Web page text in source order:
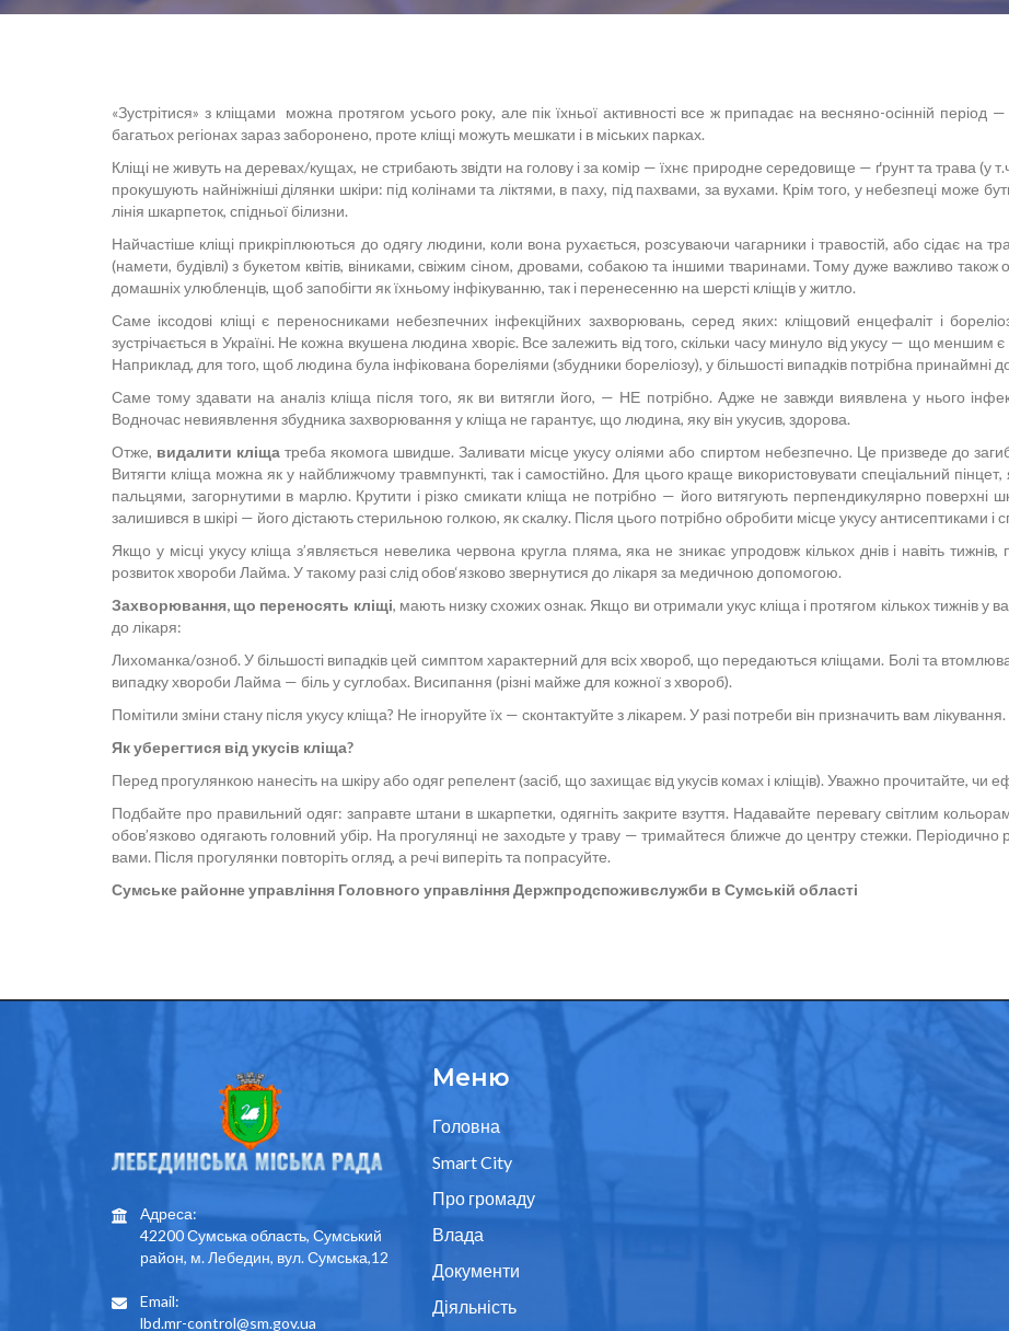
«Зустрітися» з кліщами можна протягом усього року, але пік їхньої активності все ж припадає на весняно-осінній період —
багатьох регіонах зараз заборонено, проте кліщі можуть мешкати і в міських парках.
Кліщі не живуть на деревах/кущах, не стрибають звідти на голову і за комір — їхнє природне середовище — ґрунт та трава (у
прокушують найніжніші ділянки шкіри: під колінами та ліктями, в паху, під пахвами, за вухами. Крім того, у небезпеці може
лінія шкарпеток, спідньої білизни.
Найчастіше кліщі прикріплюються до одягу людини, коли вона рухається, розсуваючи чагарники і травостій, або сідає на
(намети, будівлі) з букетом квітів, віниками, свіжим сіном, дровами, собакою та іншими тваринами. Тому дуже важливо також
домашніх улюбленців, щоб запобігти як їхньому інфікуванню, так і перенесенню на шерсті кліщів у житло.
Саме іксодові кліщі є переносниками небезпечних інфекційних захворювань, серед яких: кліщовий енцефаліт і
зустрічається в Україні. Не кожна вкушена людина хворіє. Все залежить від того, скільки часу минуло від укусу — що меншим
Наприклад, для того, щоб людина була інфікована бореліями (збудники бореліозу), у більшості випадків потрібна принаймні
Саме тому здавати на аналіз кліща після того, як ви витягли його, — НЕ потрібно. Адже не завжди виявлена у нього
Водночас невиявлення збудника захворювання у кліща не гарантує, що людина, яку він укусив, здорова.
Отже, видалити кліща треба якомога швидше. Заливати місце укусу оліями або спиртом небезпечно. Це призведе до
Витягти кліща можна як у найближчому травмпункті, так і самостійно. Для цього краще використовувати спеціальний
пальцями, загорнутими в марлю. Крутити і різко смикати кліща не потрібно — його витягують перпендикулярно поверхні
залишився в шкірі — його дістають стерильною голкою, як скалку. Після цього потрібно обробити місце укусу антисептиками і
Якщо у місці укусу кліща з’являється невелика червона кругла пляма, яка не зникає упродовж кількох днів і навіть
розвиток хвороби Лайма. У такому разі слід обов‘язково звернутися до лікаря за медичною допомогою.
Захворювання, що переносять кліщі, мають низку схожих ознак. Якщо ви отримали укус кліща і протягом кількох тижнів у
до лікаря:
Лихоманка/озноб. У більшості випадків цей симптом характерний для всіх хвороб, що передаються кліщами. Болі та
випадку хвороби Лайма — біль у суглобах. Висипання (різні майже для кожної з хвороб).
Помітили зміни стану після укусу кліща? Не ігноруйте їх — сконтактуйте з лікарем. У разі потреби він призначить вам лікування.
Як уберегтися від укусів кліща?
Перед прогулянкою нанесіть на шкіру або одяг репелент (засіб, що захищає від укусів комах і кліщів). Уважно прочитайте, чи
Подбайте про правильний одяг: заправте штани в шкарпетки, одягніть закрите взуття. Надавайте перевагу світлим
обов’язково одягають головний убір. На прогулянці не заходьте у траву — тримайтеся ближче до центру стежки.
вами. Після прогулянки повторіть огляд, а речі виперіть та попрасуйте.
Сумське районне управління Головного управління Держпродспоживслужби в Сумській області
Адреса:
42200 Сумська область, Сумський
район, м. Лебедин, вул. Сумська,12
Email:
lbd.mr-control@sm.gov.ua
Меню
Головна
Smart City
Про громаду
Влада
Документи
Діяльність